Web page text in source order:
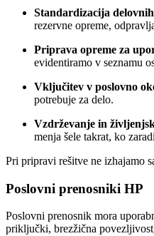
Standardizacija
rezervne opreme,
Priprava opreme za
evidentiramo v seznamu
Vključitev v poslovno
potrebuje za delo.
Vzdrževanje in
menja šele takrat, ko
Pri pripravi rešitve ne izhajamo
Poslovni prenosniki HP
Poslovni prenosnik mora
priključki, brezžična